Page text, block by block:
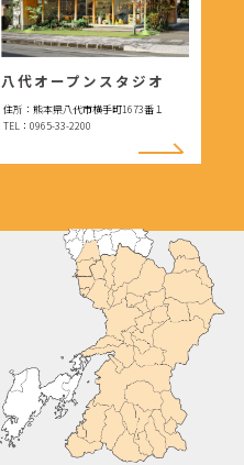
八代オープンスタジオ
住所：熊本県八代市横手町1673番１
TEL：0965-33-2200